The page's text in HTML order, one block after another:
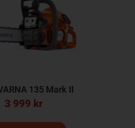
135 Mark II
3 999 kr